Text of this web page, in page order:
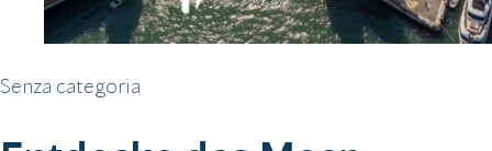
Senza categoria